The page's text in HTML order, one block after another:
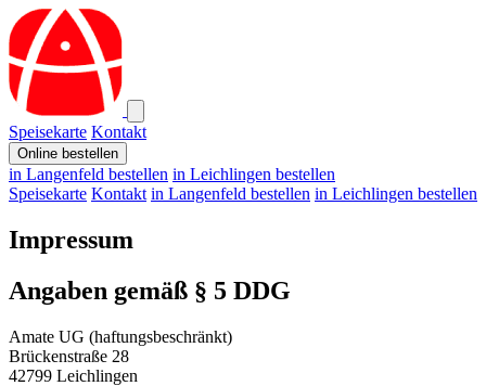
Speisekarte Kontakt
Online bestellen
in Langenfeld bestellen in Leichlingen bestellen
Speisekarte Kontakt in Langenfeld bestellen in Leichlingen bestellen
Impressum
Angaben gemäß § 5 DDG
Amate UG (haftungsbeschränkt)
Brückenstraße 28
42799 Leichlingen